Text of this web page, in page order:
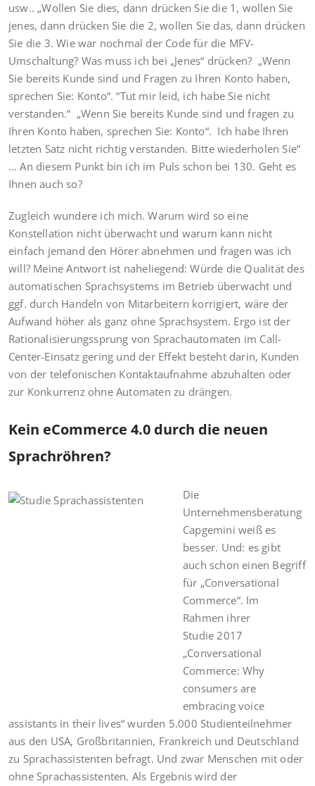
usw.. „Wollen Sie dies, dann drücken Sie die 1, wollen Sie
jenes, dann drücken Sie die 2, wollen Sie das, dann drücken
Sie die 3. Wie war nochmal der Code für die MFV-
Umschaltung? Was muss ich bei „Jenes“ drücken? „Wenn
Sie bereits Kunde sind und Fragen zu Ihren Konto haben,
sprechen Sie: Konto“. “Tut mir leid, ich habe Sie nicht
verstanden.“ „Wenn Sie bereits Kunde sind und fragen zu
Ihren Konto haben, sprechen Sie: Konto“. Ich habe Ihren
letzten Satz nicht richtig verstanden. Bitte wiederholen Sie“
… An diesem Punkt bin ich im Puls schon bei 130. Geht es
Ihnen auch so?
Zugleich wundere ich mich. Warum wird so eine
Konstellation nicht überwacht und warum kann nicht
einfach jemand den Hörer abnehmen und fragen was ich
will? Meine Antwort ist naheliegend: Würde die Qualität des
automatischen Sprachsystems im Betrieb überwacht und
ggf. durch Handeln von Mitarbeitern korrigiert, wäre der
Aufwand höher als ganz ohne Sprachsystem. Ergo ist der
Rationalisierungssprung von Sprachautomaten im Call-
Center-Einsatz gering und der Effekt besteht darin, Kunden
von der telefonischen Kontaktaufnahme abzuhalten oder
zur Konkurrenz ohne Automaten zu drängen.
Kein eCommerce 4.0 durch die neuen
Sprachröhren?
Die
Unternehmensberatung
Capgemini weiß es
besser. Und: es gibt
auch schon einen Begriff
für „Conversational
Commerce“. Im
Rahmen ihrer
Studie 2017
„Conversational
Commerce: Why
consumers are
embracing voice
assistants in their lives“ wurden 5.000 Studienteilnehmer
aus den USA, Großbritannien, Frankreich und Deutschland
zu Sprachassistenten befragt. Und zwar Menschen mit oder
ohne Sprachassistenten. Als Ergebnis wird der